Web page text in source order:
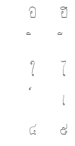
อ
ฮ
ใ
ไ
เ
๔
๕